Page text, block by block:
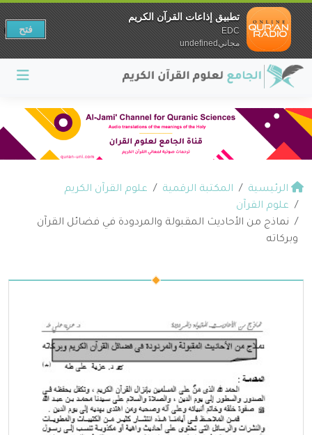
الرئيسية المكتبة الرقمية
علوم القرآن الكريم
علوم القرآن
نماذج من الأحاديث المقبولة والمردودة في فضائل القرآن
وبركاته
تطبيق إذاعات القرآن الكريم
EDC
مجانيundefined
فتح